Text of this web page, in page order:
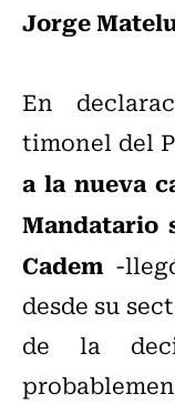
Jorge
En
timonel del
a la nueva
Mandatario
Cadem -
desde su
de la